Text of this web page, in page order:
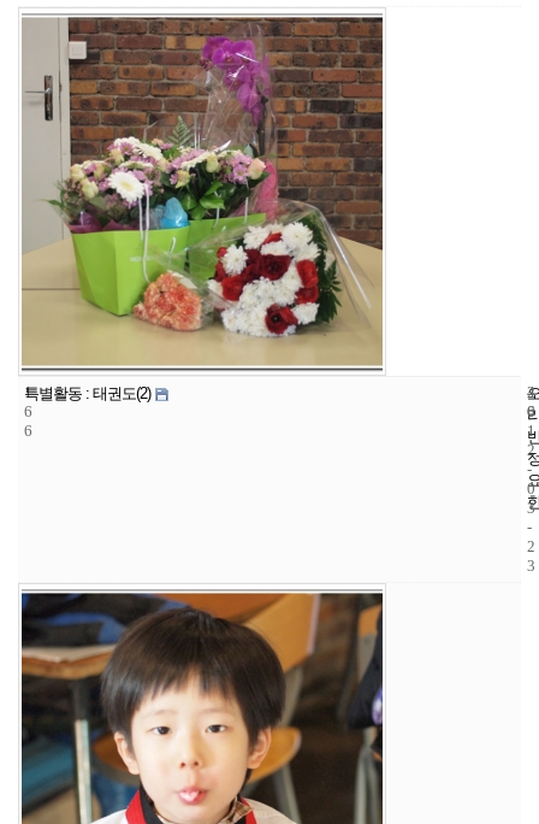
1
6
6
특별활동 : 태권도(2)
4
6
2
0
1
2
-
0
3
-
2
3